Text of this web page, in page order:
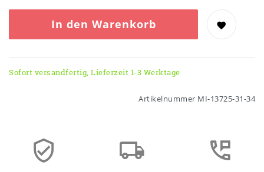
In den Warenkorb
Sofort versandfertig, Lieferzeit 1-3 Werktage
Artikelnummer MI-13725-31-34